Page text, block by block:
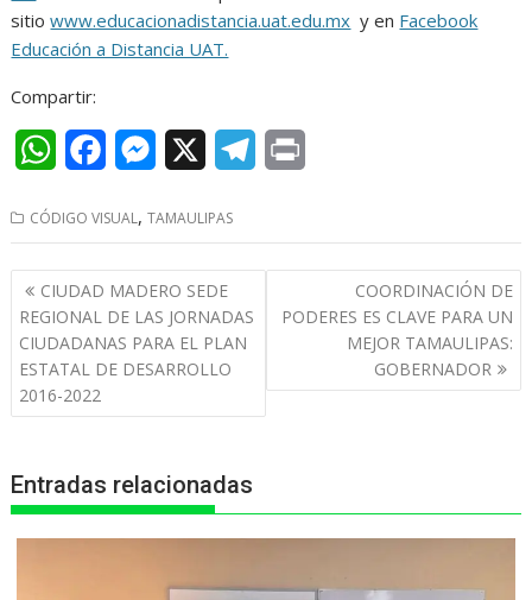
sitiowww.educacionadistancia.uat.edu.mx y en Facebook
Educación a Distancia UAT.
Compartir:
W
a
t
s
A
p
c
e
b
o
M
s
s
e
n
e
a
n
t
CÓDIGO VISUAL,TAMAULIPAS
Navegación
de
entradas
CIUDAD MADERO SEDE
REGIONAL DE LAS JORNADAS
CIUDADANAS PARA EL PLAN
ESTATAL DE DESARROLLO
2016-2022
COORDINACIÓN DE
PODERES ES CLAVE PARA UN
MEJOR TAMAULIPAS:
GOBERNADOR
Entradas relacionadas